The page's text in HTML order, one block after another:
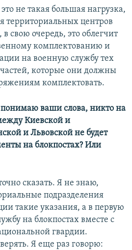
не такая большая нагрузка,
территориальных центров
свою очередь, это облегчит
комплектованию и
на военную службу тех
которые они должны
комплектовать.
ваши слова, никто на
Киевской и
и Львовской не будет
на блокпостах? Или
сказать. Я не знаю,
подразделения
такие указания, а в первую
на блокпостах вместе с
гвардии.
Я еще раз говорю: